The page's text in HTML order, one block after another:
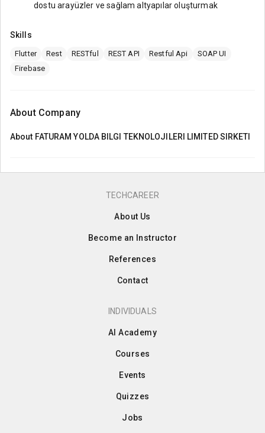
dostu arayüzler ve sağlam altyapılar oluşturmak
Skills
Flutter Rest RESTful REST API Restful Api
SOAP UI
Firebase
About Company
About FATURAM YOLDA BILGI TEKNOLOJILERI LIMITED SIRKETI
TECHCAREER
About Us
Become an Instructor
References
Contact
INDIVIDUALS
AI Academy
Courses
Events
Quizzes
Jobs